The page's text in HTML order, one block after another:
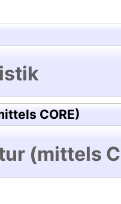
CORE)
(mittels